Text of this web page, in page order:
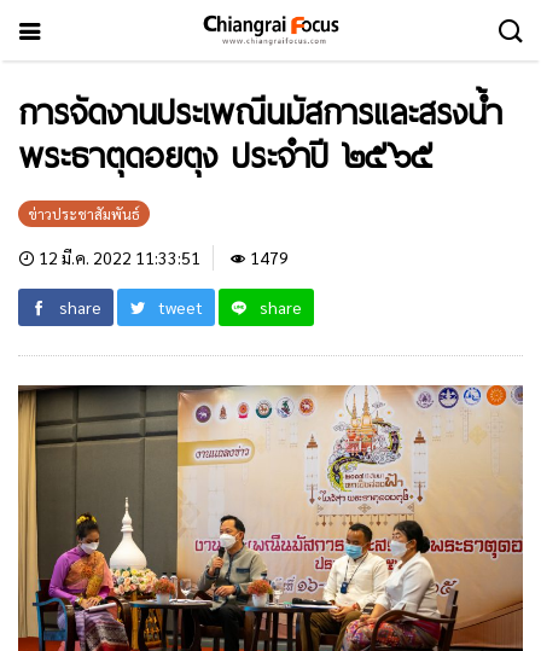
การจัดงานประเพณีนมัสการและสรงน้ำ
พระธาตุดอยตุง ประจำปี ๒๕๖๕
ข่าวประชาสัมพันธ์
12 มี.ค. 2022 11:33:51 1479
share tweet share